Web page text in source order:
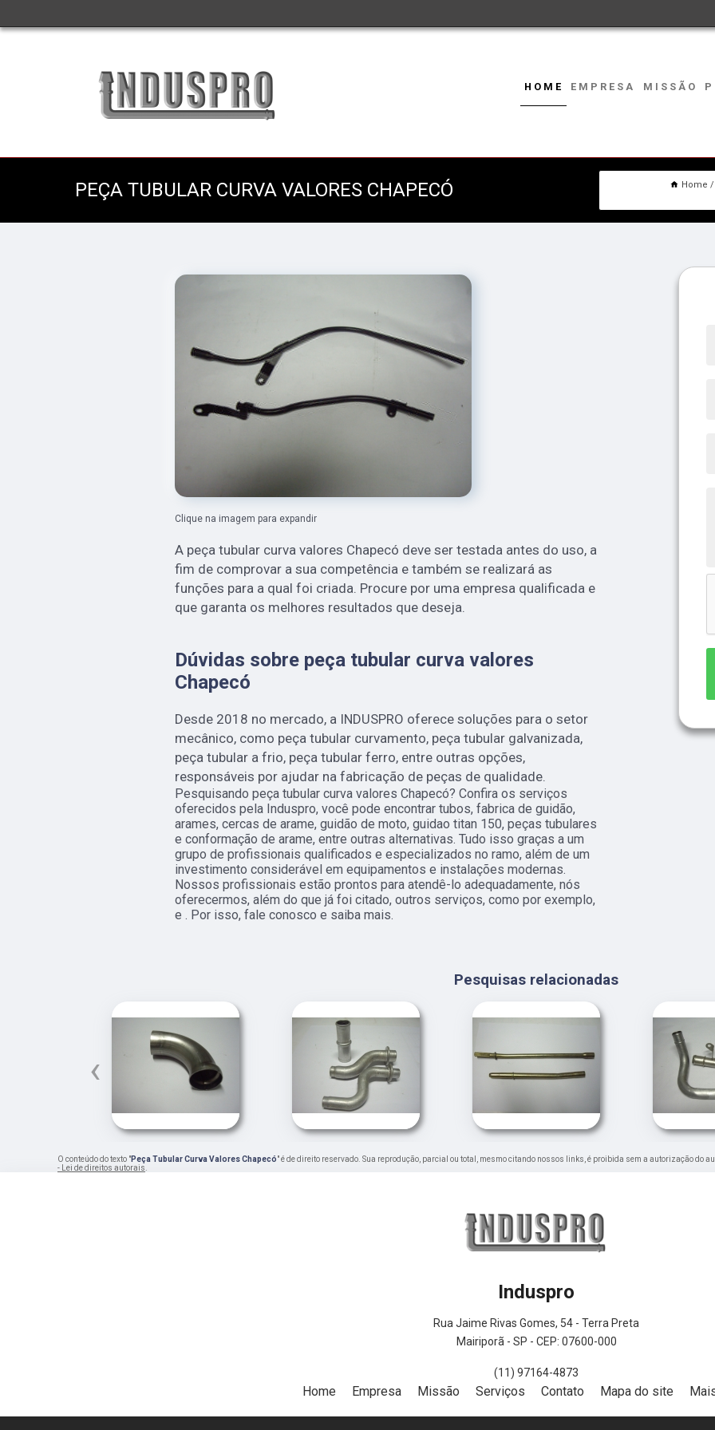
HOME EMPRESA MISSÃO
PEÇA TUBULAR CURVA VALORES CHAPECÓ Home
Clique na imagem para expandir
A peça tubular curva valores Chapecó deve ser testada antes do uso, a
fim de comprovar a sua competência e também se realizará as
funções para a qual foi criada. Procure por uma empresa qualificada e
que garanta os melhores resultados que deseja.
Dúvidas sobre peça tubular curva valores
Chapecó
Desde 2018 no mercado, a INDUSPRO oferece soluções para o setor
mecânico, como peça tubular curvamento, peça tubular galvanizada,
peça tubular a frio, peça tubular ferro, entre outras opções,
responsáveis por ajudar na fabricação de peças de qualidade.
Pesquisando peça tubular curva valores Chapecó? Confira os serviços
oferecidos pela Induspro, você pode encontrar tubos, fabrica de guidão,
arames, cercas de arame, guidão de moto, guidao titan 150, peças tubulares
e conformação de arame, entre outras alternativas. Tudo isso graças a um
grupo de profissionais qualificados e especializados no ramo, além de um
investimento considerável em equipamentos e instalações modernas.
Nossos profissionais estão prontos para atendê-lo adequadamente, nós
oferecermos, além do que já foi citado, outros serviços, como por exemplo,
e . Por isso, fale conosco e saiba mais.
Pesquisas relacionadas
‹
O conteúdo do texto "Peça Tubular Curva Valores Chapecó" é de direito reservado. Sua reprodução, parcial ou total, mesmo citando nossos links, é proibida sem a autorização do
- Lei de direitos autorais.
Induspro
Rua Jaime Rivas Gomes, 54 - Terra Preta
Mairiporã - SP - CEP: 07600-000
(11) 97164-4873
Home Empresa Missão Serviços Contato Mapa do site